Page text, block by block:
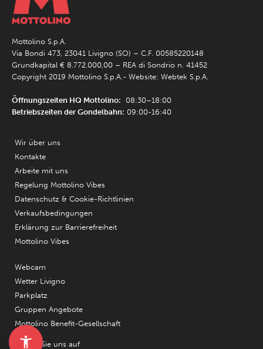
Mottolino S.p.A.
Via Bondi 473, 23041 Livigno (SO) – C.F. 00585220148
Grundkapital € 8.772.000,00 – REA di Sondrio n. 41452
Copyright 2019 Mottolino S.p.A.- Website: Webtek S.p.A.
Öffnungszeiten HQ Mottolino: 08:30–18:00
Betriebszeiten der Gondelbahn: 09:00-16:40
Wir über uns
Kontakte
Arbeite mit uns
Regelung Mottolino Vibes
Datenschutz & Cookie-Richtlinien
Verkaufsbedingungen
Erklärung zur Barrierefreiheit
Mottolino Vibes
Webcam
Wetter Livigno
Parkplatz
Gruppen Angebote
Mottolino Benefit-Gesellschaft
Folgen Sie uns auf